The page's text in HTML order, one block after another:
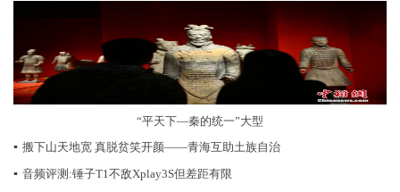
“平天下—秦的统一”大型
▪ 搬下山天地宽 真脱贫笑开颜——青海互助土族自治
▪ 音频评测:锤子T1不敌Xplay3S但差距有限